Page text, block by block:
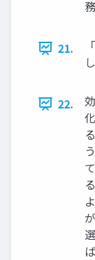
21.
22.